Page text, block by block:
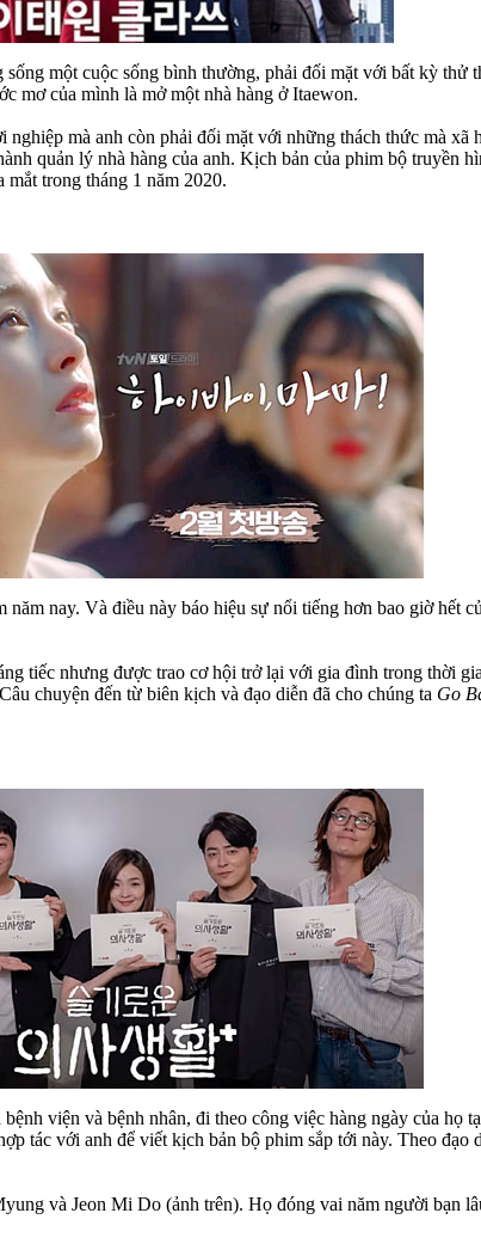
một cuộc sống bình thường, phải đối mặt với bất kỳ thử
mơ của mình là mở một nhà hàng ở Itaewon.
mà anh còn phải đối mặt với những thách thức mà
quản lý nhà hàng của anh. Kịch bản của phim bộ truyền
trong tháng 1 năm 2020.
năm nay. Và điều này báo hiệu sự nổi tiếng hơn bao giờ hết
tiếc nhưng được trao cơ hội trở lại với gia đình trong thời
chuyện đến từ biên kịch và đạo diễn đã cho chúng ta Go
viện và bệnh nhân, đi theo công việc hàng ngày của họ
tác với anh để viết kịch bản bộ phim sắp tới này. Theo
và Jeon Mi Do (ảnh trên). Họ đóng vai năm người bạn